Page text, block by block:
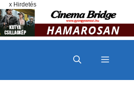
x Hirdetés
MENÜ